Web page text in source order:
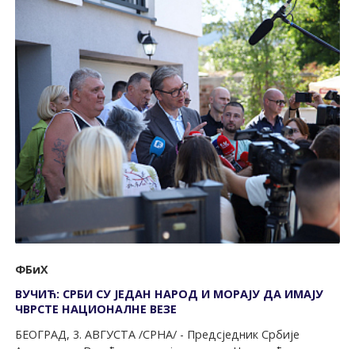
ФБиХ
ВУЧИЋ: СРБИ СУ ЈЕДАН НАРОД И МОРАЈУ ДА ИМАЈУ
ЧВРСТЕ НАЦИОНАЛНЕ ВЕЗЕ
БЕОГРАД, 3. АВГУСТА /СРНА/ - Предсједник Србије